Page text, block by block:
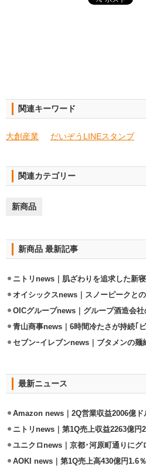
関連キーワード
大創産業 だいぞうLINEスタンプ
関連カテゴリー
新商品
新商品 最新記事
最新ニュース